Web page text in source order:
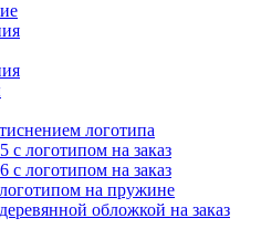
логотипа
с логотипом на заказ
с логотипом на заказ
на пружине
обложкой на заказ